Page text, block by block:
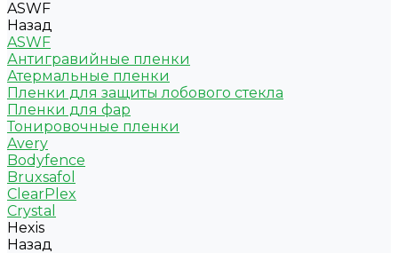
ASWF
Назад
ASWF
Антигравийные пленки
Атермальные пленки
Пленки для защиты лобового стекла
Пленки для фар
Тонировочные пленки
Avery
Bodyfence
Bruxsafol
ClearPlex
Crystal
Hexis
Назад